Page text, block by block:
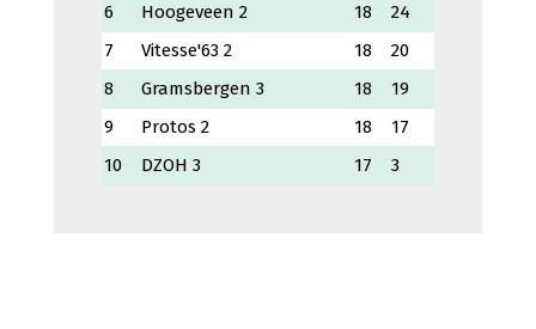
6
Hoogeveen 2 18
24
7
Vitesse'63 2 18
20
8
Gramsbergen 3 18
19
9
Protos 2 18
17
10
DZOH 3 17 3